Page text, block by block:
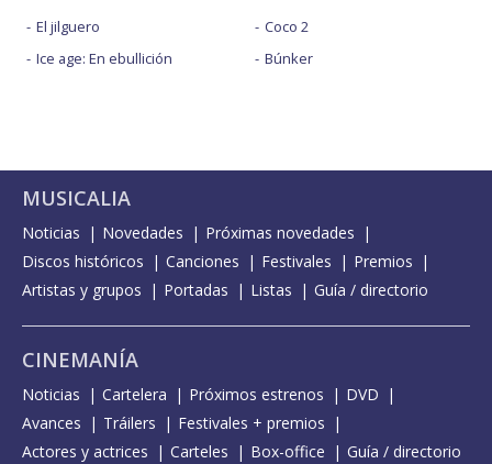
El jilguero
Ice age: En ebullición
Coco 2
Búnker
MUSICALIA
Noticias Novedades
Próximas novedades
Discos históricos
Canciones Festivales
Premios
Artistas y grupos
Portadas Listas Guía / directorio
CINEMANÍA
Noticias Cartelera Próximos estrenos
DVD
Avances
Tráilers
Festivales + premios
Actores y actrices
Carteles Box-office Guía / directorio